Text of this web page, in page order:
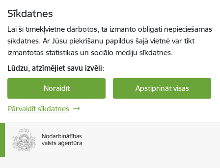
Sīkdatnes
Lai šī tīmekļvietne darbotos, tā izmanto obligāti nepieciešamās
sīkdatnes. Ar Jūsu piekrišanu papildus šajā vietnē var tikt
izmantotas statistikas un sociālo mediju sīkdatnes.
Lūdzu, atzīmējiet savu izvēli:
Noraidīt Apstiprināt visas
Pārvaldīt sīkdatnes